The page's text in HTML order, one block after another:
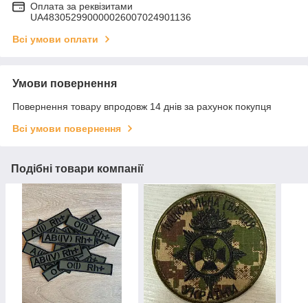
Оплата за реквізитами
UA483052990000026007024901136
Всі умови оплати
Умови повернення
Повернення товару впродовж 14 днів за рахунок покупця
Всі умови повернення
Подібні товари компанії